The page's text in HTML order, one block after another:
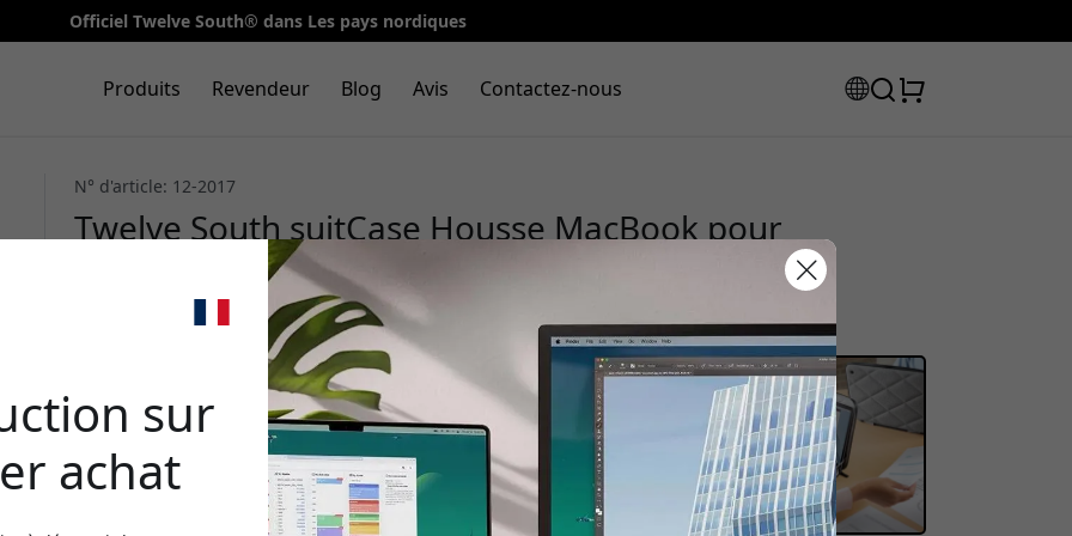
Officiel Twelve South® dans Les pays nordiques
Produits Revendeur Blog Avis Contactez-nous
N° d'article: 12-2017
Twelve South suitCase Housse MacBook pour
MacBook Pro/Air 13 pouces avec coque rigide
matelassée et poignée en cuir - Gris
sur
achat
🎉 Votre code de
réduction :